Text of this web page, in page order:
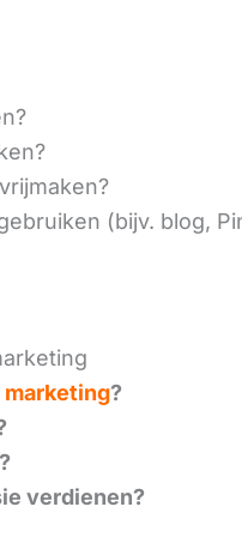
(bijv. blog,
?
verdienen?